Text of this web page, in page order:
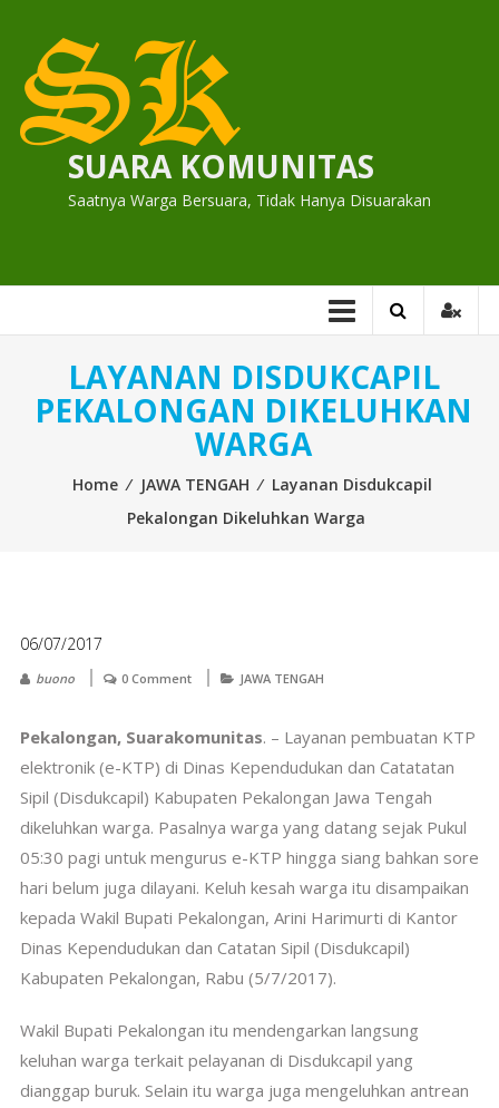
content
SUARA KOMUNITAS
Saatnya Warga Bersuara, Tidak Hanya Disuarakan
LAYANAN DISDUKCAPIL
PEKALONGAN DIKELUHKAN
WARGA
Home ⁄ JAWA TENGAH ⁄ Layanan Disdukcapil
Pekalongan Dikeluhkan Warga
06/07/2017
buono 0 Comment JAWA TENGAH
Pekalongan, Suarakomunitas. – Layanan pembuatan KTP
elektronik (e-KTP) di Dinas Kependudukan dan Catatatan
Sipil (Disdukcapil) Kabupaten Pekalongan Jawa Tengah
dikeluhkan warga. Pasalnya warga yang datang sejak Pukul
05:30 pagi untuk mengurus e-KTP hingga siang bahkan sore
hari belum juga dilayani. Keluh kesah warga itu disampaikan
kepada Wakil Bupati Pekalongan, Arini Harimurti di Kantor
Dinas Kependudukan dan Catatan Sipil (Disdukcapil)
Kabupaten Pekalongan, Rabu (5/7/2017).
Wakil Bupati Pekalongan itu mendengarkan langsung
keluhan warga terkait pelayanan di Disdukcapil yang
dianggap buruk. Selain itu warga juga mengeluhkan antrean